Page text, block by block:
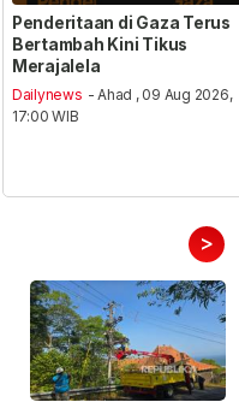
Penderitaan di Gaza Terus
Bertambah Kini Tikus
Merajalela
Dailynews - Ahad , 09 Aug 2026,
17:00 WIB
>